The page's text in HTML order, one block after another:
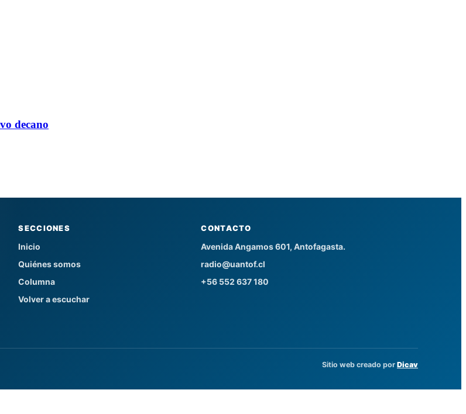
decano
SECCIONES
Inicio
Quiénes somos
Columna
Volver a escuchar
CONTACTO
Avenida Angamos 601, Antofagasta.
radio@uantof.cl
+56 552 637 180
Sitio web creado por Dicav